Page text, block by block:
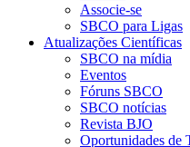
Associe-se
SBCO para Ligas
Atualizações Científicas
SBCO na mídia
Eventos
Fóruns SBCO
SBCO notícias
Revista BJO
Oportunidades de